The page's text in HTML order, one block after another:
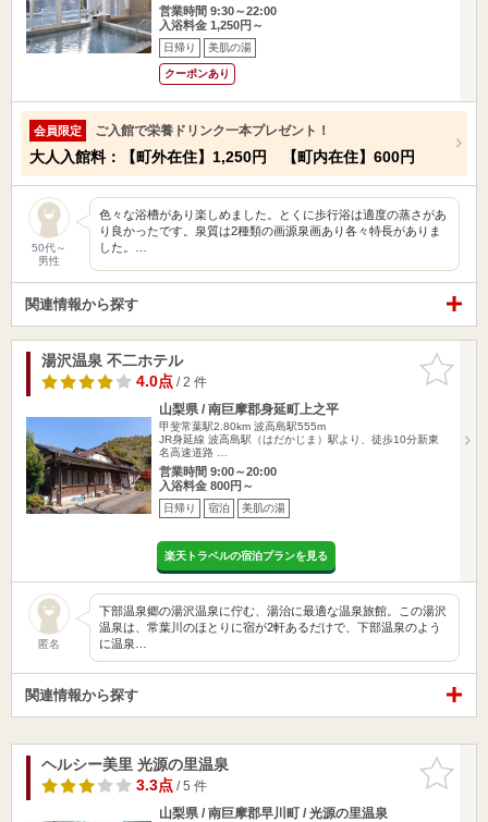
営業時間 9:30～22:00
入浴料金 1,250円～
日帰り 美肌の湯
クーポンあり
会員限定 ご入館で栄養ドリンク一本プレゼント！
大人入館料：【町外在住】1,250円 【町内在住】600円
50代～
男性
色々な浴槽があり楽しめました。とくに歩行浴は適度の蒸さがあ
り良かったです。泉質は2種類の画源泉画あり各々特長がありま
した。…
関連情報から探す
お気に入
りに追加
湯沢温泉 不二ホテル
4.0点/ 2 件
山梨県 / 南巨摩郡身延町上之平
甲斐常葉駅2.80km 波高島駅555m
JR身延線 波高島駅（はだかじま）駅より、徒歩10分新東
名高速道路 …
営業時間 9:00～20:00
入浴料金 800円～
日帰り 宿泊 美肌の湯
楽天トラベルの宿泊プランを見る
匿名
下部温泉郷の湯沢温泉に佇む、湯治に最適な温泉旅館。この湯沢
温泉は、常葉川のほとりに宿が2軒あるだけで、下部温泉のよう
に温泉…
関連情報から探す
お気に入
りに追加
ヘルシー美里 光源の里温泉
3.3点/ 5 件
山梨県 / 南巨摩郡早川町 / 光源の里温泉